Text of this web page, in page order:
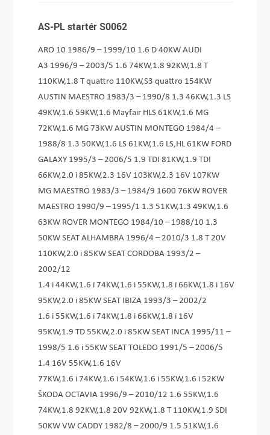
AS-PL startér S0062
ARO 10 1986/9 – 1999/10 1.6 D 40KW AUDI
A3 1996/9 – 2003/5 1.6 74KW,1.8 92KW,1.8 T
110KW,1.8 T quattro 110KW,S3 quattro 154KW
AUSTIN MAESTRO 1983/3 – 1990/8 1.3 46KW,1.3 LS
49KW,1.6 59KW,1.6 Mayfair HLS 61KW,1.6 MG
72KW,1.6 MG 73KW AUSTIN MONTEGO 1984/4 –
1988/8 1.3 50KW,1.6 LS 61KW,1.6 LS,HL 61KW FORD
GALAXY 1995/3 – 2006/5 1.9 TDI 81KW,1.9 TDI
66KW,2.0 i 85KW,2.3 16V 103KW,2.3 16V 107KW
MG MAESTRO 1983/3 – 1984/9 1600 76KW ROVER
MAESTRO 1990/9 – 1995/1 1.3 51KW,1.3 49KW,1.6
63KW ROVER MONTEGO 1984/10 – 1988/10 1.3
50KW SEAT ALHAMBRA 1996/4 – 2010/3 1.8 T 20V
110KW,2.0 i 85KW SEAT CORDOBA 1993/2 –
2002/12
1.4 i 44KW,1.6 i 74KW,1­.6 i 55KW,1.8 i 66KW,1­.8 i 16V
95KW,2.0 i 85KW SEAT IBIZA 1993/3 – 2002/2
1.6 i 55KW,1.6 i 74KW,1­.8 i 66KW,1.8 i 16V
95KW,1.9 TD 55KW,2.0 i 85KW SEAT INCA 1995/11 –
1998/5 1.6 i 55KW SEAT TOLEDO 1991/5 – 2006/5
1.4 16V 55KW,1.6 16V
77KW,1.6 i 74KW,1­.6 i 54KW,1.6 i 55KW,1­.6 i 52KW
ŠKODA OCTAVIA 1996/9 – 2010/12 1.6 55KW,1.6
74KW,1.8 92KW,1.8 20V 92KW,1.8 T 110KW,1.9 SDI
50KW VW CADDY 1982/8 – 2000/9 1.5 51KW,1.6